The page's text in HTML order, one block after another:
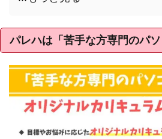
パレハは「苦手な方専門のパ